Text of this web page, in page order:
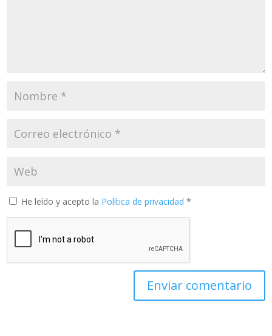
He leído y acepto la Política de privacidad*